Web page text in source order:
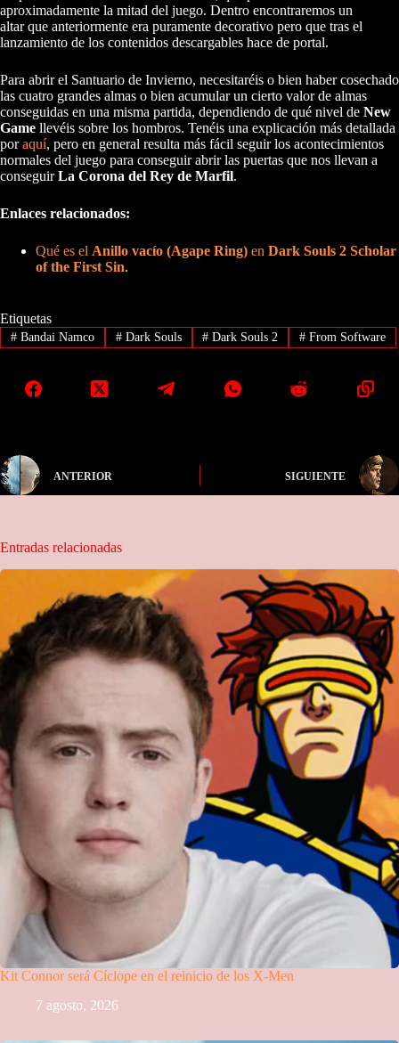
aproximadamente la mitad del juego. Dentro encontraremos un
altar que anteriormente era puramente decorativo pero que tras el
lanzamiento de los contenidos descargables hace de portal.
Para abrir el Santuario de Invierno, necesitaréis o bien haber cosechado
las cuatro grandes almas o bien acumular un cierto valor de almas
conseguidas en una misma partida, dependiendo de qué nivel de New
Game llevéis sobre los hombros. Tenéis una explicación más detallada
poraquí, pero en general resulta más fácil seguir los acontecimientos
normales del juego para conseguir abrir las puertas que nos llevan a
conseguirLa Corona del Rey de Marfil.
Enlaces relacionados:
Qué es el Anillo vacío (Agape Ring) en Dark Souls 2 Scholar
of the First Sin.
Etiquetas
#Bandai Namco #Dark Souls # Dark Souls 2 # From Software
ANTERIOR SIGUIENTE
Entradas relacionadas
Kit Connor será Cíclope en el reinicio de los X-Men
7 agosto, 2026